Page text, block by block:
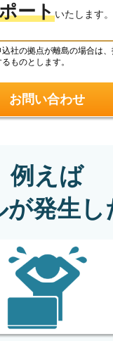
ートいたします。
社の拠点が離島の場合は
ものとします。
お問い合わせ
例えば
が発生